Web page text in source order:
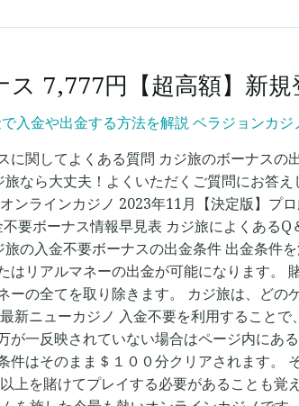
7,777円【超高額】新
入金や出金する方法を解説 ベラジョンカ
関してよくある質問 カジ旅のボーナス
なら大丈夫！よくいただくご質問にお答
ンラインカジノ 2023年11月【決定版】プ
要ボーナス情報早見表 カジ旅によくある
旅の入金不要ボーナスの出金条件 出金条
リアルマネーの出金が可能になります
の全てを取り除きます。 カジ旅は、ど
新ニューカジノ 入金不要を利用すること
が一反映されていない場合はページ内に
はそのまま＄１００分クリアされます
上を賭けてプレイする必要があることも